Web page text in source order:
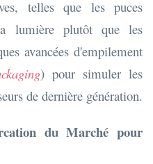
telles que les puces
lumière plutôt que les
avancées d'empilement
) pour simuler les
de dernière génération.
du Marché pour